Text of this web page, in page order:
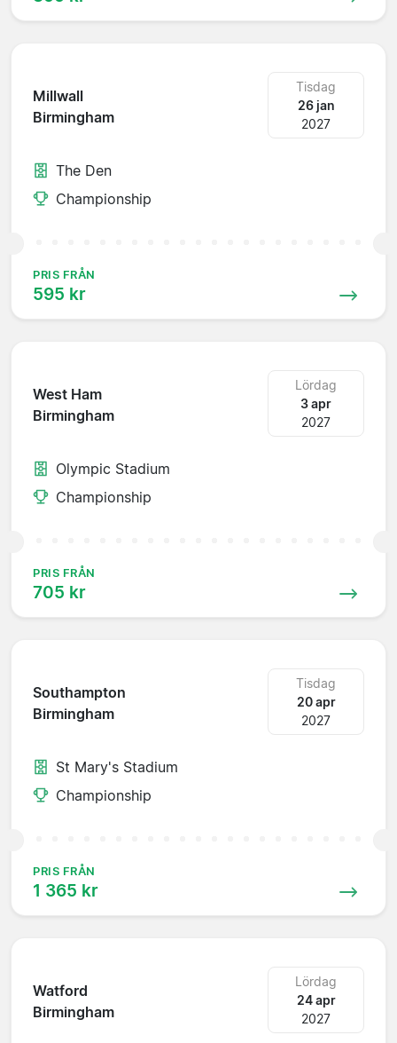
Millwall
Birmingham
Tisdag
26 jan
2027
The Den
Championship
PRIS FRÅN
595 kr
West Ham
Birmingham
Lördag
3 apr
2027
Olympic Stadium
Championship
PRIS FRÅN
705 kr
Southampton
Birmingham
Tisdag
20 apr
2027
St Mary's Stadium
Championship
PRIS FRÅN
1 365 kr
Watford
Birmingham
Lördag
24 apr
2027